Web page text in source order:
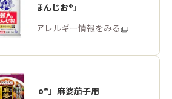
「瀬戸のほんじお®」
商品・アレルギー情報をみる
「Cook Do®」麻婆茄子用